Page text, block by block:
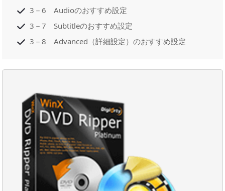
3－6 Audioのおすすめ設定
3－7 Subtitleのおすすめ設定
3－8 Advanced（詳細設定）のおすすめ設定